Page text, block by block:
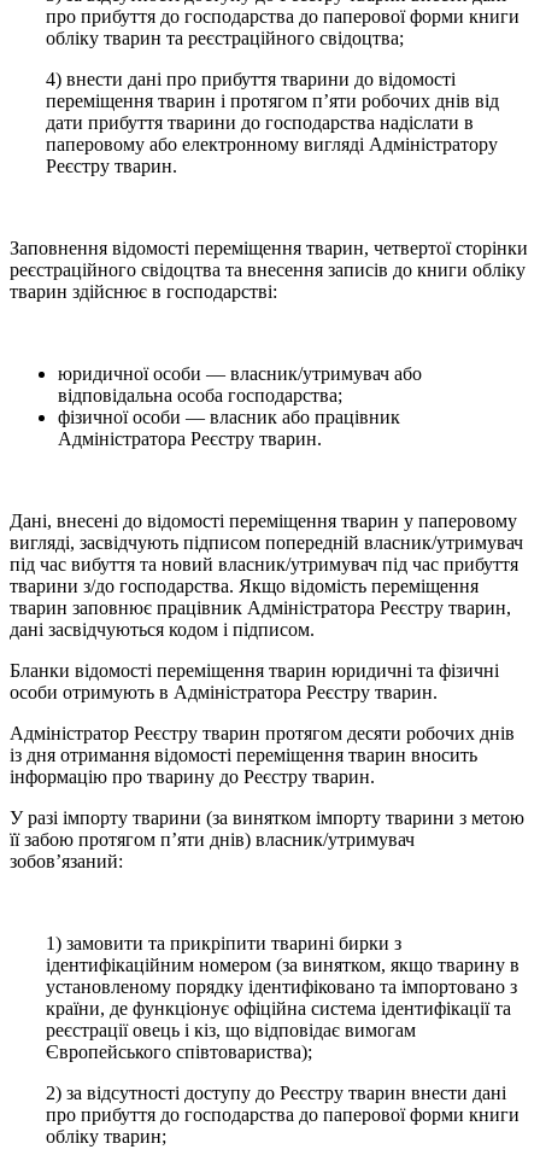
про прибуття до господарства до паперової форми книги
обліку тварин та реєстраційного свідоцтва;
4) внести дані про прибуття тварини до відомості
переміщення тварин і протягом п’яти робочих днів від
дати прибуття тварини до господарства надіслати в
паперовому або електронному вигляді Адміністратору
Реєстру тварин.
Заповнення відомості переміщення тварин, четвертої сторінки
реєстраційного свідоцтва та внесення записів до книги обліку
тварин здійснює в господарстві:
юридичної особи — власник/утримувач або
відповідальна особа господарства;
фізичної особи — власник або працівник
Адміністратора Реєстру тварин.
Дані, внесені до відомості переміщення тварин у паперовому
вигляді, засвідчують підписом попередній власник/утримувач
під час вибуття та новий власник/утримувач під час прибуття
тварини з/до господарства. Якщо відомість переміщення
тварин заповнює працівник Адміністратора Реєстру тварин,
дані засвідчуються кодом і підписом.
Бланки відомості переміщення тварин юридичні та фізичні
особи отримують в Адміністратора Реєстру тварин.
Адміністратор Реєстру тварин протягом десяти робочих днів
із дня отримання відомості переміщення тварин вносить
інформацію про тварину до Реєстру тварин.
У разі імпорту тварини (за винятком імпорту тварини з метою
її забою протягом п’яти днів) власник/утримувач
зобов’язаний:
1) замовити та прикріпити тварині бирки з
ідентифікаційним номером (за винятком, якщо тварину в
установленому порядку ідентифіковано та імпортовано з
країни, де функціонує офіційна система ідентифікації та
реєстрації овець і кіз, що відповідає вимогам
Європейського співтовариства);
2) за відсутності доступу до Реєстру тварин внести дані
про прибуття до господарства до паперової форми книги
обліку тварин;